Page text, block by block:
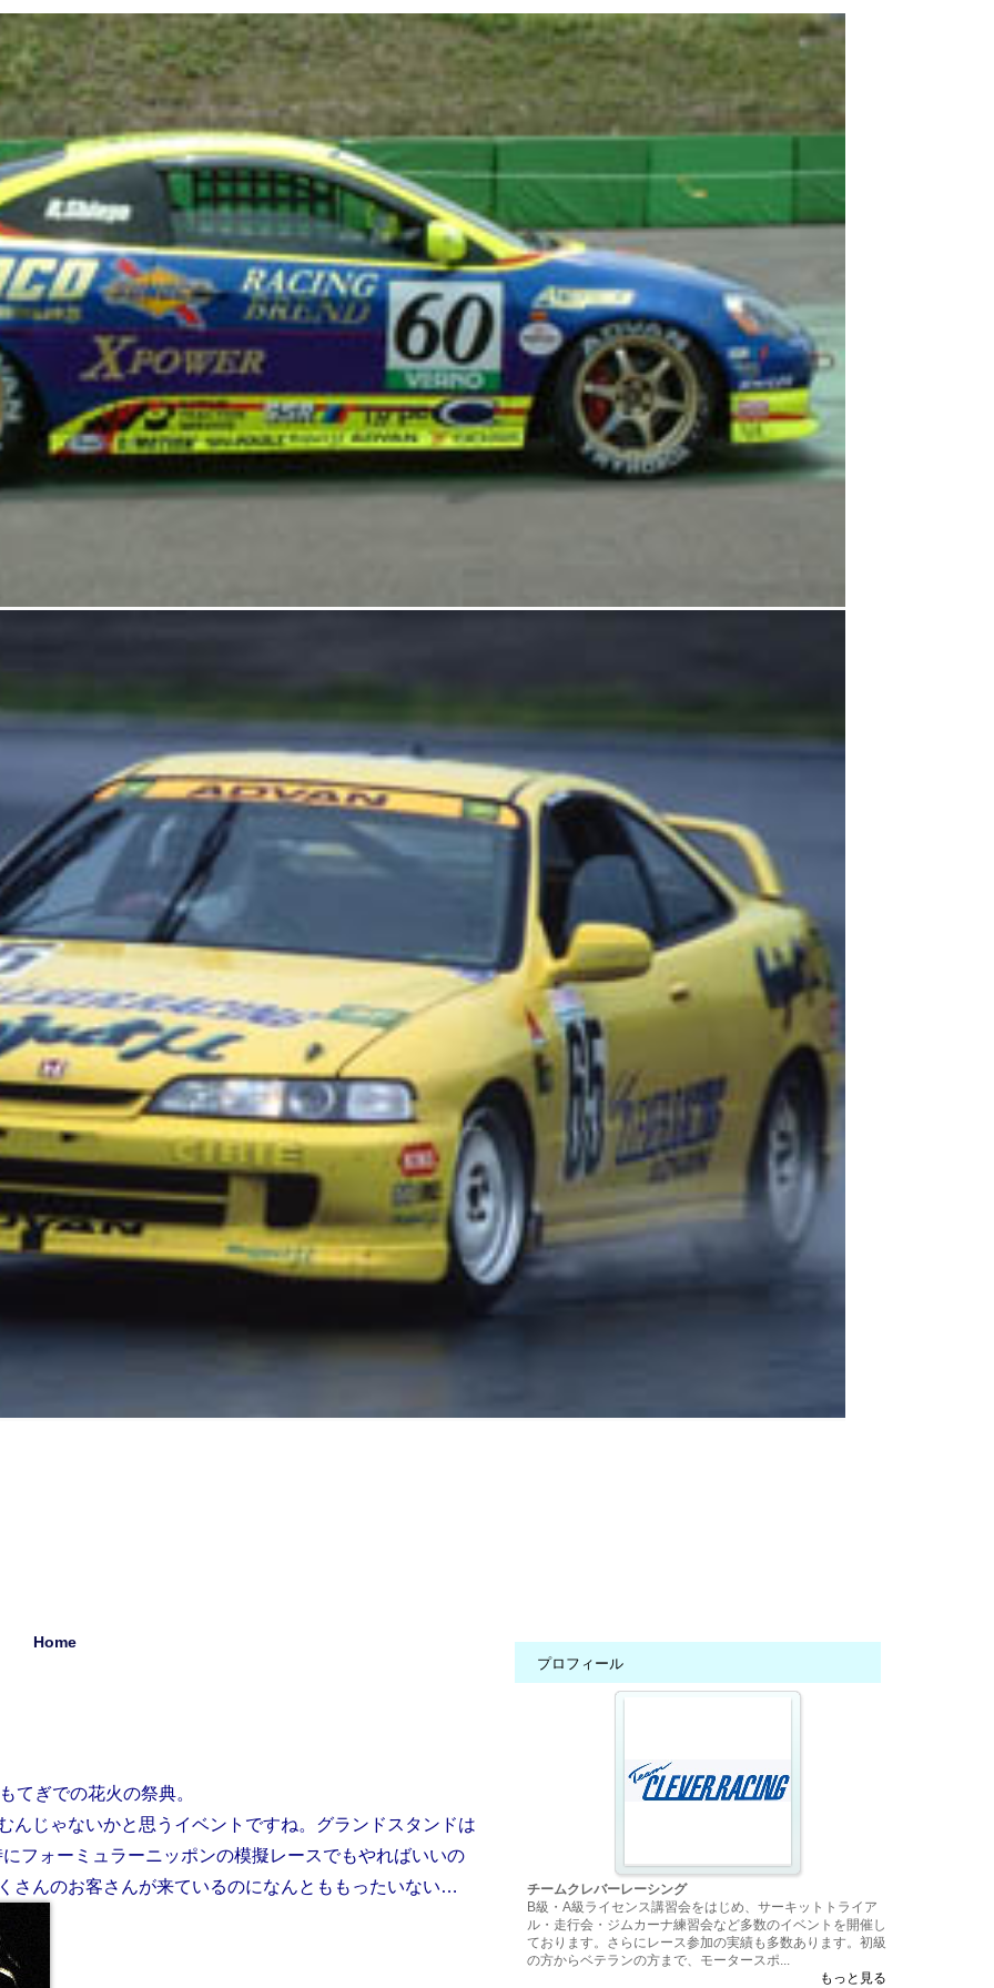
Home
てぎでの花火の祭典。
んじゃないかと思うイベントですね。グランドスタンドは
ォーミュラーニッポンの模擬レースでもやればいいの
んのお客さんが来ているのになんとももったいない…
プロフィール
チームクレバーレーシング
B級・A級ライセンス講習会をはじめ、サーキットトライア
ル・走行会・ジムカーナ練習会など多数のイベントを開催し
ております。さらにレース参加の実績も多数あります。初級
の方からベテランの方まで、モータースポ...
もっと見る